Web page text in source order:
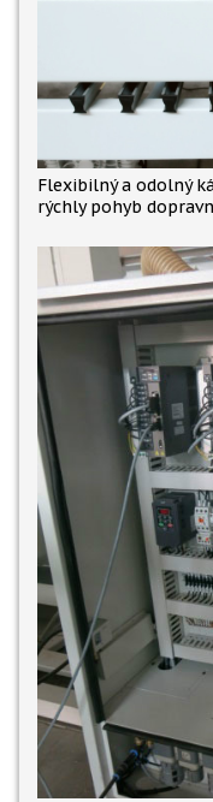
Flexibilný a odolný
rýchly pohyb